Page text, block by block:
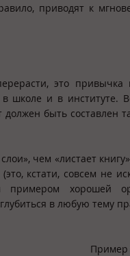
приводят к
это
и в институте.
быть составлен
чем «листает
кстати, совсем не
хорошей
в любую тему
Пример